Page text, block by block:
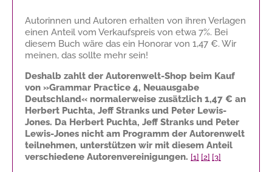
Autorinnen und Autoren erhalten von ihren Verlagen
einen Anteil vom Verkaufspreis von etwa 7%. Bei
diesem Buch wäre das ein Honorar von 1,47 €. Wir
meinen, das sollte mehr sein!
Deshalb zahlt der Autorenwelt-Shop beim Kauf
von »Grammar Practice 4, Neuausgabe
Deutschland« normalerweise zusätzlich 1,47 € an
Herbert Puchta, Jeff Stranks und Peter Lewis-
Jones. Da Herbert Puchta, Jeff Stranks und Peter
Lewis-Jones nicht am Programm der Autorenwelt
teilnehmen, unterstützen wir mit diesem Anteil
verschiedene Autorenvereinigungen. [1] [2] [3]